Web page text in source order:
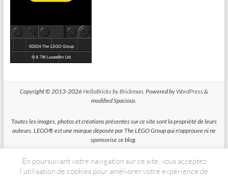
Copyright © 2013-2026HelloBricks by Brickman. Powered by WordPress&
modified Spacious.
Toutes les images, photos et créations présentes sur ce site sont la propriété de leurs
auteurs. LEGO® est une marque déposée par The LEGO Group qui n'approuve ni ne
sponsorise ce blog.
HelloBricks participe au Programme Partenaires d'Amazon EU, un programme
d'affiliation conçu pour permettre à des sites de percevoir une rémunération grace à
En poursuivant votre navigation sur ce site, vous acceptez
l’utilisation de cookies pour améliorer votre expérience de